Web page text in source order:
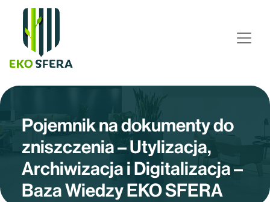
Pojemnik na dokumenty do
zniszczenia – Utylizacja,
Archiwizacja i Digitalizacja –
Baza Wiedzy EKO SFERA